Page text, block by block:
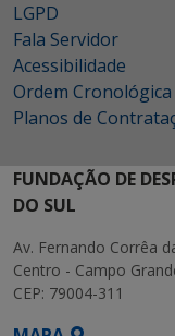
LGPD
Fala Servidor
Acessibilidade
Ordem
Planos de
FUNDAÇÃO DE
DO SUL
Av. Fernando Corrêa
Centro - Campo
CEP: 79004-311